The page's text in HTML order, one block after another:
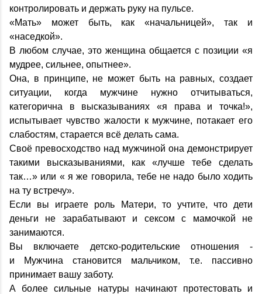
контролировать и держать руку на пульсе.
«Мать» может быть, как «начальницей», так и
«наседкой».
В любом случае, это женщина общается с позиции «я
мудрее, сильнее, опытнее».
Она, в принципе, не может быть на равных, создает
ситуации, когда мужчине нужно отчитываться,
категорична в высказываниях «я права и точка!»,
испытывает чувство жалости к мужчине, потакает его
слабостям, старается всё делать сама.
Своё превосходство над мужчиной она демонстрирует
такими высказываниями, как «лучше тебе сделать
так…» или « я же говорила, тебе не надо было ходить
на ту встречу».
Если вы играете роль Матери, то учтите, что дети
деньги не зарабатывают и сексом с мамочкой не
занимаются.
Вы включаете детско-родительские отношения -
и Мужчина становится мальчиком, т.е. пассивно
принимает вашу заботу.
А более сильные натуры начинают протестовать и